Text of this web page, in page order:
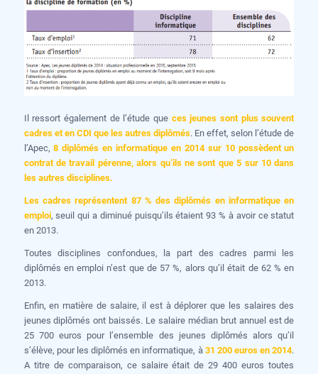
Il ressort également de l’étude que ces jeunes sont plus souvent
cadres et en CDI que les autres diplômés. En effet, selon l’étude de
l’Apec,8 diplômés en informatique en 2014 sur 10 possèdent un
contrat de travail pérenne, alors qu’ils ne sont que 5 sur 10 dans
les autres disciplines.
Les cadres représentent 87 % des diplômés en informatique en
emploi, seuil qui a diminué puisqu’ils étaient 93 % à avoir ce statut
en 2013.
Toutes disciplines confondues, la part des cadres parmi les
diplômés en emploi n’est que de 57 %, alors qu’il était de 62 % en
2013.
Enfin, en matière de salaire, il est à déplorer que les salaires des
jeunes diplômés ont baissés. Le salaire médian brut annuel est de
25 700 euros pour l’ensemble des jeunes diplômés alors qu’il
s’élève, pour les diplômés en informatique, à 31 200 euros en 2014.
A titre de comparaison, ce salaire était de 29 400 euros toutes